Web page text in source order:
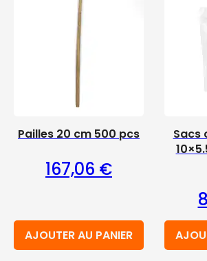
Pailles 20 cm 500 pcs
167,06 €
AJOUTER AU PANIER
Sacs